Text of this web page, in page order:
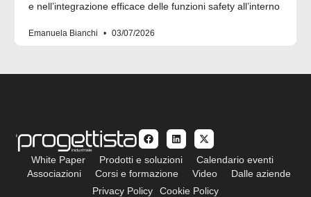
e nell’integrazione efficace delle funzioni safety all’interno
Emanuela Bianchi 03/07/2026
White Paper Prodotti e soluzioni
Calendario eventi
Associazioni
Corsi e formazione Video
Dalle aziende
Privacy Policy
Cookie Policy